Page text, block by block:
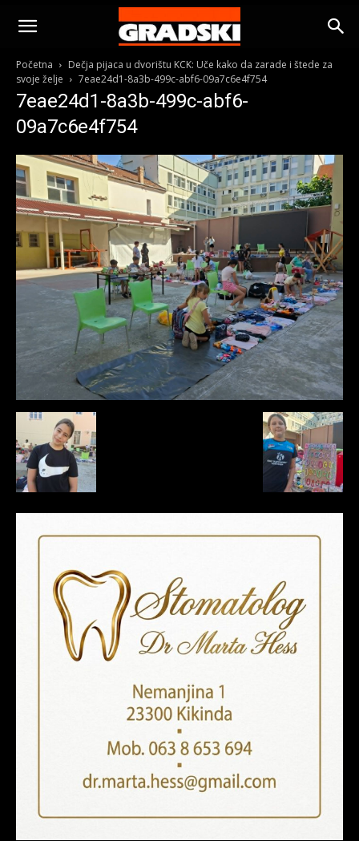
Gradski
Online
Kikinda
Početna
Dečja pijaca u dvorištu KCK: Uče kako da zarade i štede za
svoje želje
7eae24d1-8a3b-499c-abf6-09a7c6e4f754
7eae24d1-8a3b-499c-abf6-
09a7c6e4f754